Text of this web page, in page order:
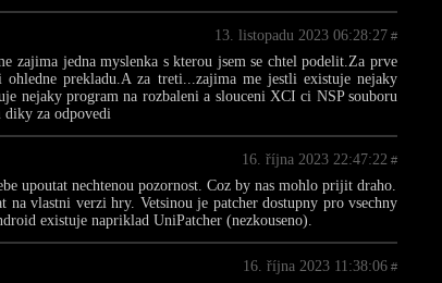
13. listopadu 2023 06:28:27 #
zajima jedna myslenka s kterou jsem se chtel podelit.Za prve
prekladu.A za treti...zajima me jestli existuje nejaky
nejaky program na rozbaleni a slouceni XCI ci NSP souboru
diky za odpovedi
16. října 2023 22:47:22 #
upoutat nechtenou pozornost. Coz by nas mohlo prijit draho.
na vlastni verzi hry. Vetsinou je patcher dostupny pro vsechny
existuje napriklad UniPatcher (nezkouseno).
16. října 2023 11:38:06 #